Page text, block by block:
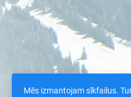
Mēs izmantojam sīkfailus.